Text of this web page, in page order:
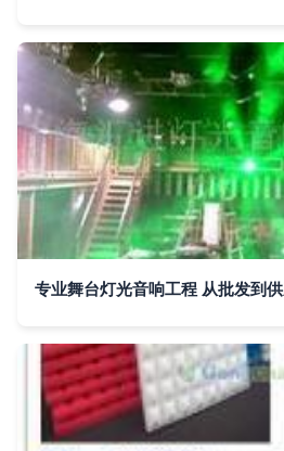
专业舞台灯光音响工程 从批发到